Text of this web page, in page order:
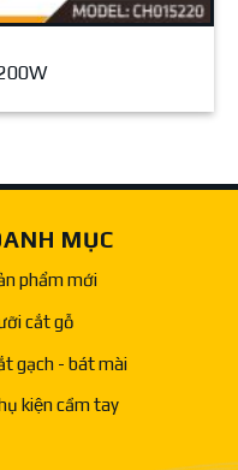
MỤC
phẩm mới
cắt gỗ
gạch - bát mài
kiện cầm tay